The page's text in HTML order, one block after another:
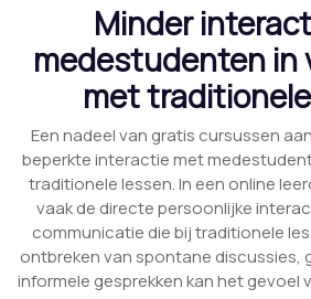
Minder
medestudenten in
met
Een nadeel van gratis cursussen
beperkte interactie met
traditionele lessen. In een online
vaak de directe persoonlijke
communicatie die bij traditionele
ontbreken van spontane discussies,
informele gesprekken kan het gevoel